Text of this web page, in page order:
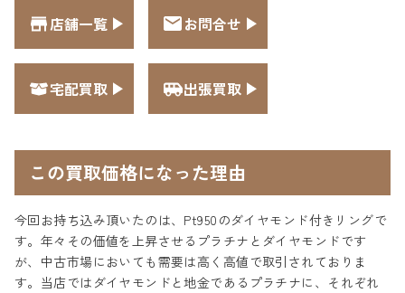
店舗一覧 お問合せ
宅配買取 出張買取
この買取価格になった理由
今回お持ち込み頂いたのは、Pt950のダイヤモンド付きリングで
す。年々その価値を上昇させるプラチナとダイヤモンドです
が、中古市場においても需要は高く高値で取引されておりま
す。当店ではダイヤモンドと地金であるプラチナに、それぞれ